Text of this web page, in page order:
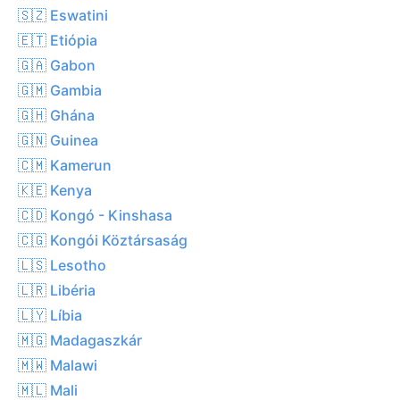
🇸🇿 Eswatini
🇪🇹 Etiópia
🇬🇦 Gabon
🇬🇲 Gambia
🇬🇭 Ghána
🇬🇳 Guinea
🇨🇲 Kamerun
🇰🇪 Kenya
🇨🇩 Kongó - Kinshasa
🇨🇬 Kongói Köztársaság
🇱🇸 Lesotho
🇱🇷 Libéria
🇱🇾 Líbia
🇲🇬 Madagaszkár
🇲🇼 Malawi
🇲🇱 Mali